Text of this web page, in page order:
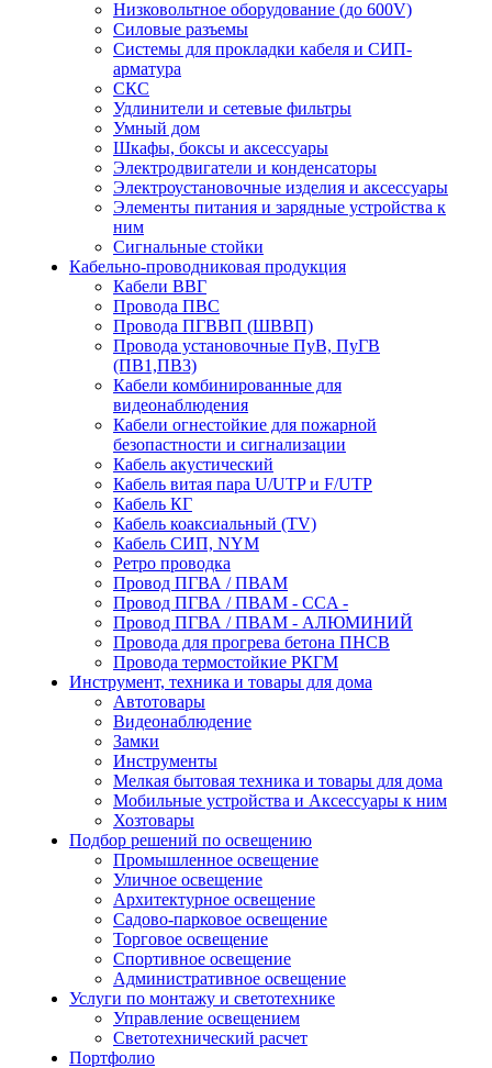
Низковольтное оборудование (до 600V)
Силовые разъемы
Системы для прокладки кабеля и СИП-
арматура
СКС
Удлинители и сетевые фильтры
Умный дом
Шкафы, боксы и аксессуары
Электродвигатели и конденсаторы
Электроустановочные изделия и аксессуары
Элементы питания и зарядные устройства к
ним
Сигнальные стойки
Кабельно-проводниковая продукция
Кабели ВВГ
Провода ПВС
Провода ПГВВП (ШВВП)
Провода установочные ПуВ, ПуГВ
(ПВ1,ПВ3)
Кабели комбинированные для
видеонаблюдения
Кабели огнестойкие для пожарной
безопастности и сигнализации
Кабель акустический
Кабель витая пара U/UTP и F/UTP
Кабель КГ
Кабель коаксиальный (TV)
Кабель СИП, NYM
Ретро проводка
Провод ПГВА / ПВАМ
Провод ПГВА / ПВАМ - CCA -
Провод ПГВА / ПВАМ - АЛЮМИНИЙ
Провода для прогрева бетона ПНСВ
Провода термостойкие РКГМ
Инструмент, техника и товары для дома
Автотовары
Видеонаблюдение
Замки
Инструменты
Мелкая бытовая техника и товары для дома
Мобильные устройства и Аксессуары к ним
Хозтовары
Подбор решений по освещению
Промышленное освещение
Уличное освещение
Архитектурное освещение
Садово-парковое освещение
Торговое освещение
Спортивное освещение
Административное освещение
Услуги по монтажу и светотехнике
Управление освещением
Светотехнический расчет
Портфолио